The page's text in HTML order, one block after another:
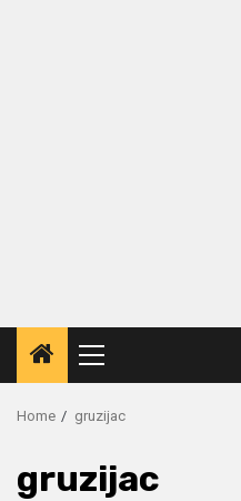
Primary
Menu
Home gruzijac
gruzijac